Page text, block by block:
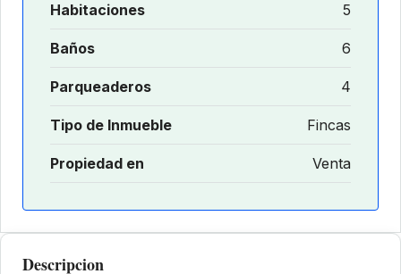
Habitaciones 5
Baños 6
Parqueaderos 4
Tipo de Inmueble Fincas
Propiedad en Venta
Descripcion